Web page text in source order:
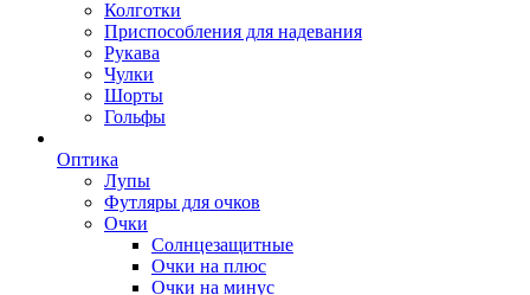
Колготки
Приспособления для надевания
Рукава
Чулки
Шорты
Гольфы
Оптика
Лупы
Футляры для очков
Очки
Солнцезащитные
Очки на плюс
Очки на минус